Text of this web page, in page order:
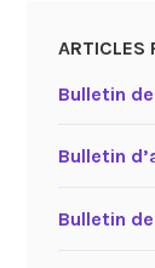
ARTICLES
Bulletin
Bulletin
Bulletin